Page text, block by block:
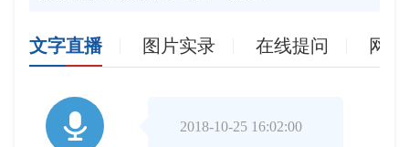
文字直播 图片实录 在线提问 网

2018-10-25 16:02:00